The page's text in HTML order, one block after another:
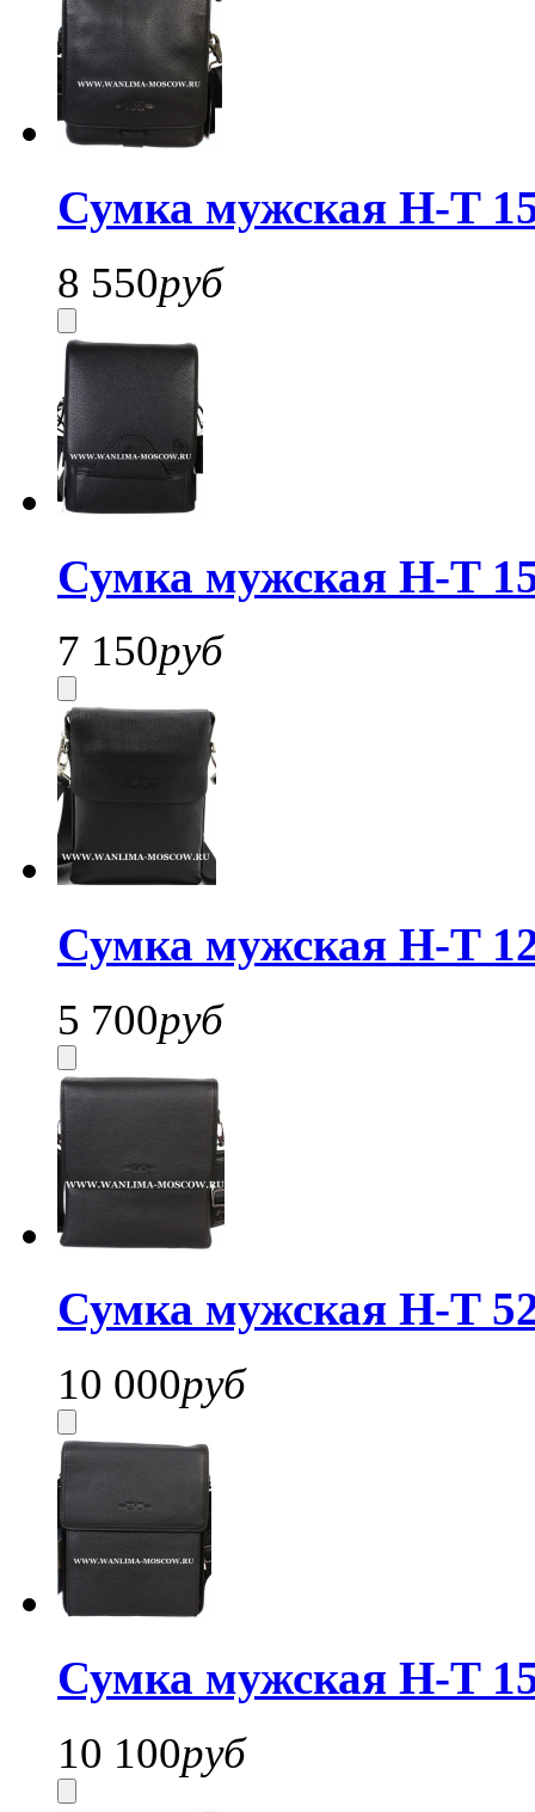
Сумка мужская H-T
8 550руб
Сумка мужская H-T
7 150руб
Сумка мужская H-T
5 700руб
Сумка мужская H-T
10 000руб
Сумка мужская H-T
10 100руб